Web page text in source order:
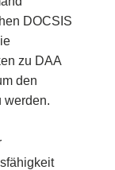
DOCSIS
zu DAA
den
werden.